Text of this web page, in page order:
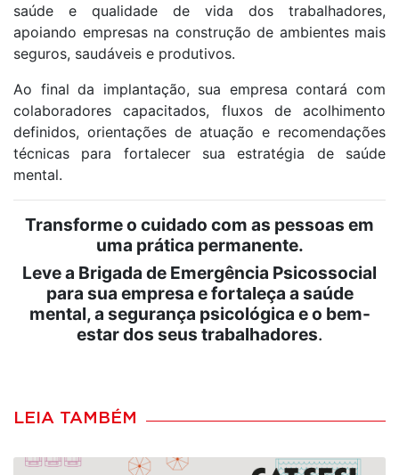
saúde e qualidade de vida dos trabalhadores,
apoiando empresas na construção de ambientes mais
seguros, saudáveis e produtivos.
Ao final da implantação, sua empresa contará com
colaboradores capacitados, fluxos de acolhimento
definidos, orientações de atuação e recomendações
técnicas para fortalecer sua estratégia de saúde
mental.
Transforme o cuidado com as pessoas em
uma prática permanente.
Leve a Brigada de Emergência Psicossocial
para sua empresa e fortaleça a saúde
mental, a segurança psicológica e o bem-
estar dos seus trabalhadores.
LEIA TAMBÉM